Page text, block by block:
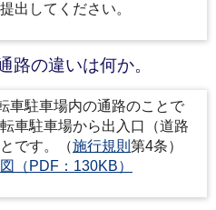
出してください。
路の違いは何か。
車駐車場内の通路のことで
車駐車場から出入口（道路
です。（施行規則 第4条）
（PDF：130KB）